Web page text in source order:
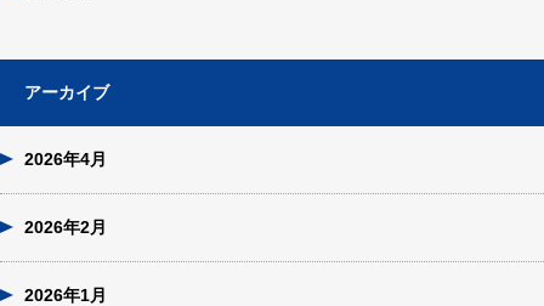
アーカイブ
2026年4月
2026年2月
2026年1月